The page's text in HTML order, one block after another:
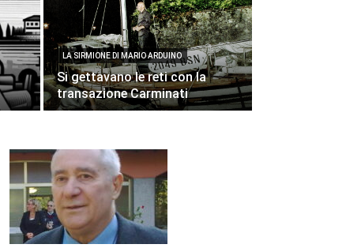
LA SIRMIONE DI MARIO ARDUINO
Si gettavano le reti con la
transazione Carminati